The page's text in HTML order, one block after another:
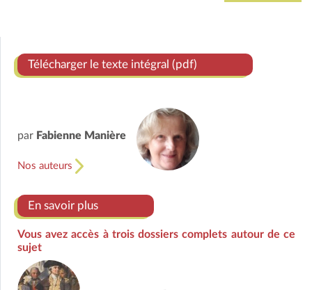
Télécharger le texte intégral (pdf)
par Fabienne Manière
Nos auteurs
En savoir plus
Vous avez accès à trois dossiers complets autour de ce
sujet